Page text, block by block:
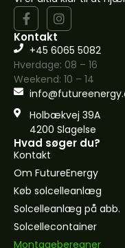
Kontakt
+45 6065 5082
Hverdage: 08 – 16
Weekend: 10 – 14
Holbækvej 39A
4200 Slagelse
Hvad søger du?
Kontakt
Om FutureEnergy
Køb solcelleanlæg
Solcelleanlæg på abb.
Solcellecontainer
Montageberegner